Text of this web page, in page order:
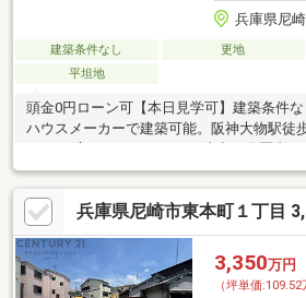
兵庫県尼
建築条件なし 更地
平坦地
頭金0円ローン可【本日見学可】建築条件な
ハウスメーカーで建築可能。阪神大物駅徒
7.9ｍと広々しております。徒歩10分圏内
局ございます。
兵庫県尼崎市東本町１丁目
3,350万円
（坪単価:109.52